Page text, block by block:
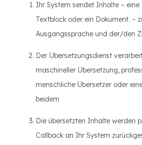
Ihr System sendet Inhalte – eine
Textblock oder ein Dokument. –
Ausgangssprache und der/den
Der Übersetzungsdienst
maschineller Übersetzung,
menschliche Übersetzer oder
beidem
Die übersetzten Inhalte werden
Callback an Ihr System